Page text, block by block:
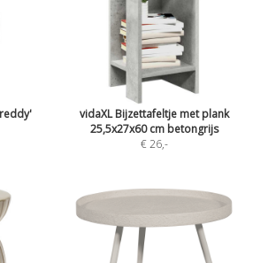
vidaXL Bijzettafeltje met plank
25,5x27x60 cm betongrijs
€ 26,-